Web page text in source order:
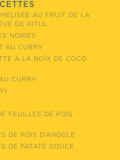
AU FRUIT DE LA
DE KITUL
NOIRES
AU CURRY
À LA NOIX DE COCO
CURRY
FEUILLES DE POIS
DE POIS D’ANGOLE
DE PATATE DOUCE